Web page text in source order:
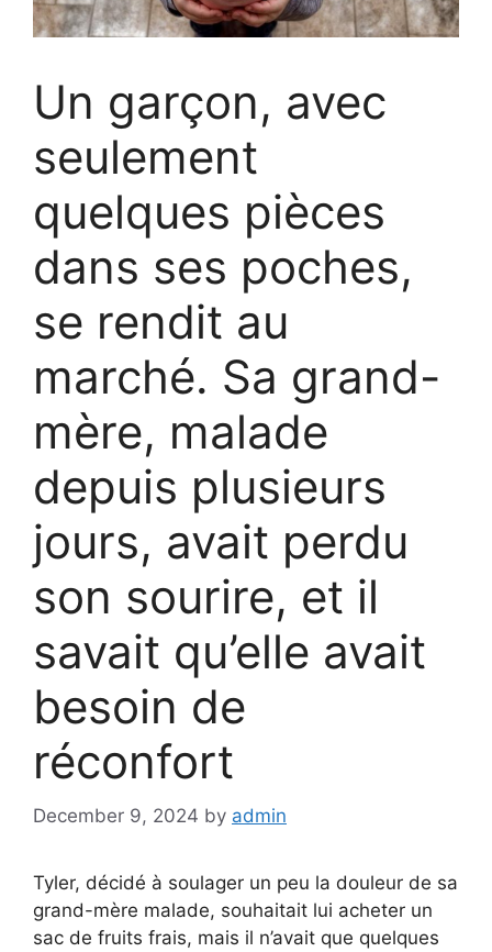
Un garçon, avec
seulement
quelques pièces
dans ses poches,
se rendit au
marché. Sa grand-
mère, malade
depuis plusieurs
jours, avait perdu
son sourire, et il
savait qu’elle avait
besoin de
réconfort
December 9, 2024 by admin
Tyler, décidé à soulager un peu la douleur de sa
grand-mère malade, souhaitait lui acheter un
sac de fruits frais, mais il n’avait que quelques